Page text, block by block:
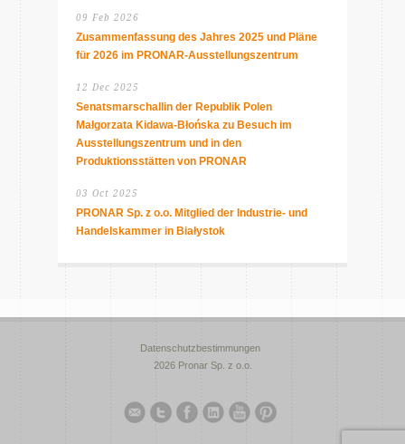
09 Feb 2026
Zusammenfassung des Jahres 2025 und Pläne
für 2026 im PRONAR-Ausstellungszentrum
12 Dec 2025
Senatsmarschallin der Republik Polen
Małgorzata Kidawa-Błońska zu Besuch im
Ausstellungszentrum und in den
Produktionsstätten von PRONAR
03 Oct 2025
PRONAR Sp. z o.o. Mitglied der Industrie- und
Handelskammer in Białystok
Datenschutzbestimmungen
2026 Pronar Sp. z o.o.